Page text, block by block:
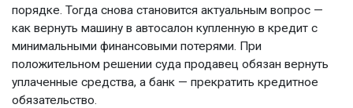
порядке. Тогда снова становится актуальным вопрос —
как вернуть машину в автосалон купленную в кредит с
минимальными финансовыми потерями. При
положительном решении суда продавец обязан вернуть
уплаченные средства, а банк — прекратить кредитное
обязательство.